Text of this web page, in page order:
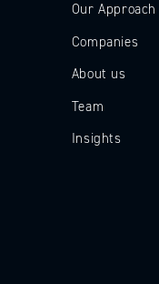
Our Approach
Companies
About us
Team
Insights